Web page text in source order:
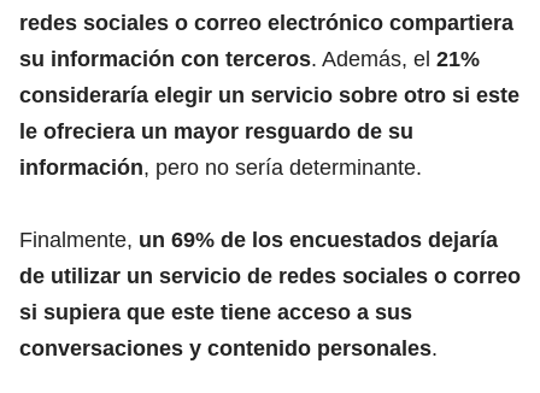
redes sociales o correo electrónico compartiera
su información con terceros. Además, el 21%
consideraría elegir un servicio sobre otro si este
le ofreciera un mayor resguardo de su
información, pero no sería determinante.
Finalmente, un 69% de los encuestados dejaría
de utilizar un servicio de redes sociales o correo
si supiera que este tiene acceso a sus
conversaciones y contenido personales.